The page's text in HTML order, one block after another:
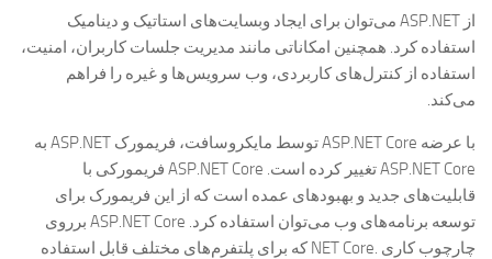
از ASP.NET می‌توان برای ایجاد وبسایت‌های استاتیک و دینامیک
استفاده کرد. همچنین امکاناتی مانند مدیریت جلسات کاربران، امنیت،
استفاده از کنترل‌های کاربردی، وب سرویس‌ها و غیره را فراهم
می‌کند.
با عرضه ASP.NET Core توسط مایکروسافت، فریمورک ASP.NET به
ASP.NET Core تغییر کرده است. ASP.NET Core فریمورکی با
قابلیت‌های جدید و بهبودهای عمده است که از این فریمورک برای
توسعه برنامه‌های وب می‌توان استفاده کرد. ASP.NET Core برروی
چارچوب کاری .NET Core که برای پلتفرم‌های مختلف قابل استفاده